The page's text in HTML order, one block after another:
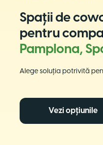
Spații de
pentru
Pamplona,
Alege soluția potrivită
Vezi opțiunile